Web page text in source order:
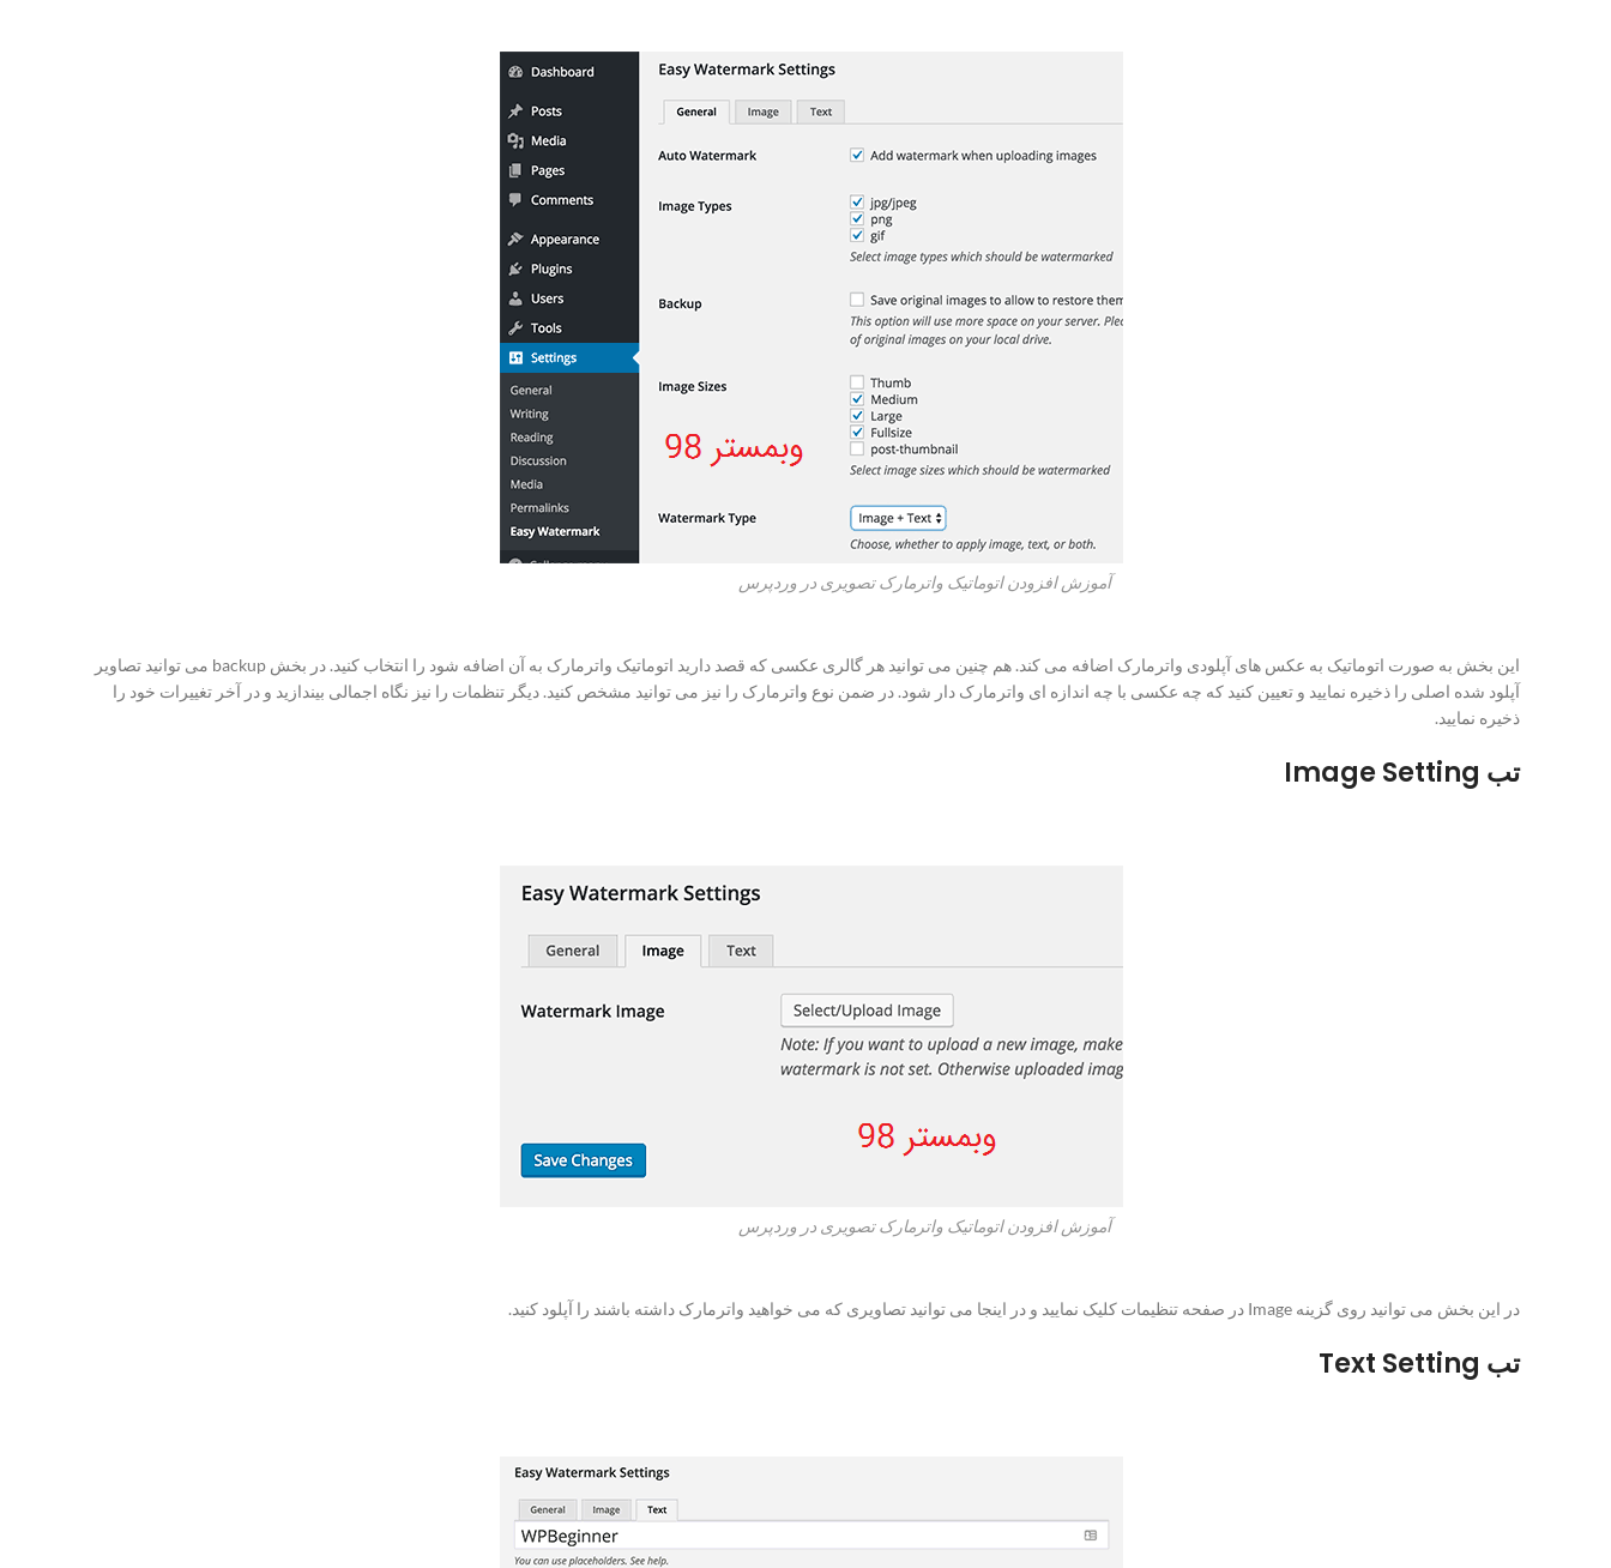
آموزش افزودن اتوماتیک واترمارک تصویری در وردپرس
این بخش به صورت اتوماتیک به عکس های آپلودی واترمارک اضافه می کند. هم چنین می توانید هر گالری عکسی که قصد دارید اتوماتیک واترمارک به آن اضافه شود را انتخاب کنید. در بخش backup می توانید تصاویر
آپلود شده اصلی را ذخیره نمایید و تعیین کنید که چه عکسی با چه اندازه ای واترمارک دار شود. در ضمن نوع واترمارک را نیز می توانید مشخص کنید. دیگر تنظمات را نیز نگاه اجمالی بیندازید و در آخر تغییرات خود را
ذخیره نمایید.
تب Image Setting
آموزش افزودن اتوماتیک واترمارک تصویری در وردپرس
در این بخش می توانید روی گزینه Image در صفحه تنظیمات کلیک نمایید و در اینجا می توانید تصاویری که می خواهید واترمارک داشته باشند را آپلود کنید.
تب Text Setting